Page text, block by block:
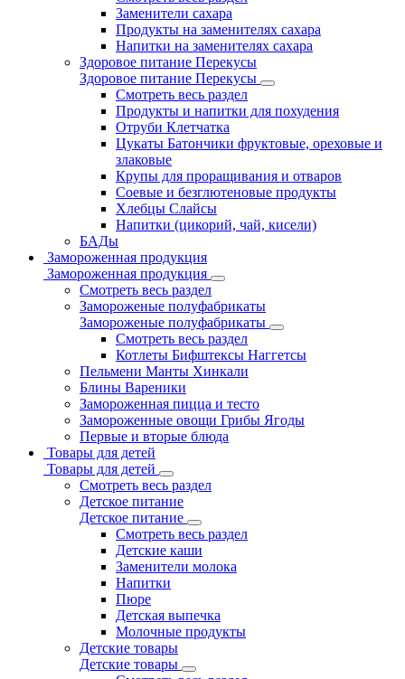
Заменители сахара
Продукты на заменителях сахара
Напитки на заменителях сахара
Здоровое питание Перекусы
Здоровое питание Перекусы
Смотреть весь раздел
Продукты и напитки для похудения
Отруби Клетчатка
Цукаты Батончики фруктовые, ореховые и
злаковые
Крупы для проращивания и отваров
Соевые и безглютеновые продукты
Хлебцы Слайсы
Напитки (цикорий, чай, кисели)
БАДы
Замороженная продукция
Замороженная продукция
Смотреть весь раздел
Замороженые полуфабрикаты
Замороженые полуфабрикаты
Смотреть весь раздел
Котлеты Бифштексы Наггетсы
Пельмени Манты Хинкали
Блины Вареники
Замороженная пицца и тесто
Замороженные овощи Грибы Ягоды
Первые и вторые блюда
Товары для детей
Товары для детей
Смотреть весь раздел
Детское питание
Детское питание
Смотреть весь раздел
Детские каши
Заменители молока
Напитки
Пюре
Детская выпечка
Молочные продукты
Детские товары
Детские товары